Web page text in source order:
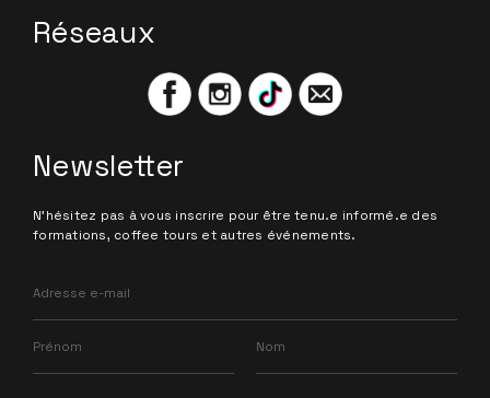
Réseaux
Newsletter
N'hésitez pas à vous inscrire pour être tenu.e informé.e des
formations, coffee tours et autres événements.